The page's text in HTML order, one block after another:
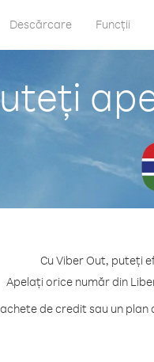
Descărcare Funcții
Cu Viber Out, puteți
Apelați orice număr din
de credit sau un